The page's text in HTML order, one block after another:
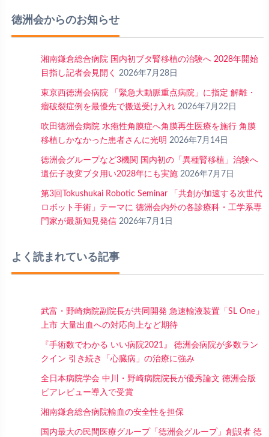
徳洲会からのお知らせ
湘南鎌倉総合病院 国内初ブタ腎移植の治験へ 2028年開始
目指し記者会見開く
2026年7月28日
東京西徳洲会病院 「緊急大動脈重点病院」に指定 解離・
瘤破裂症例を最優先で搬送受け入れ 2026年7月22日
吹田徳洲会病院 水疱性角膜症へ角膜再生医療を施行 角膜
移植しかなかった患者さんに光明 2026年7月14日
徳洲会グループなど3機関 国内初の「異種腎移植」治験へ
遺伝子改変ブタ用い2028年にも実施 2026年7月7日
第3回Tokushukai Robotic Seminar 「共創が加速する次世代
ロボット手術」テーマに 徳洲会内外の各診療科・工学系専
門家が最新知見発信 2026年7月1日
よく読まれている記事
武富・野崎病院副院長が共同開発 急速輸液装置「SL One」
上市 大量出血への対応向上など期待
『手術数でわかる いい病院2021』 徳洲会病院が多数ラン
クイン 引き続き「心臓病」の治療に強み
全日本病院学会 中川・野崎病院院長が優秀論文 徳洲会版
ピアレビュー導入で受賞
湘南鎌倉総合病院輸血の安全性を担保
国内最大の民間医療グループ「徳洲会グループ」創設者 徳